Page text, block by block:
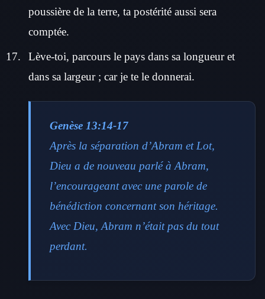
poussière de la terre, ta postérité aussi sera
comptée.
Lève-toi, parcours le pays dans sa longueur et
dans sa largeur ; car je te le donnerai.
Genèse 13:14-17
Après la séparation d’Abram et Lot,
Dieu a de nouveau parlé à Abram,
l’encourageant avec une parole de
bénédiction concernant son héritage.
Avec Dieu, Abram n’était pas du tout
perdant.